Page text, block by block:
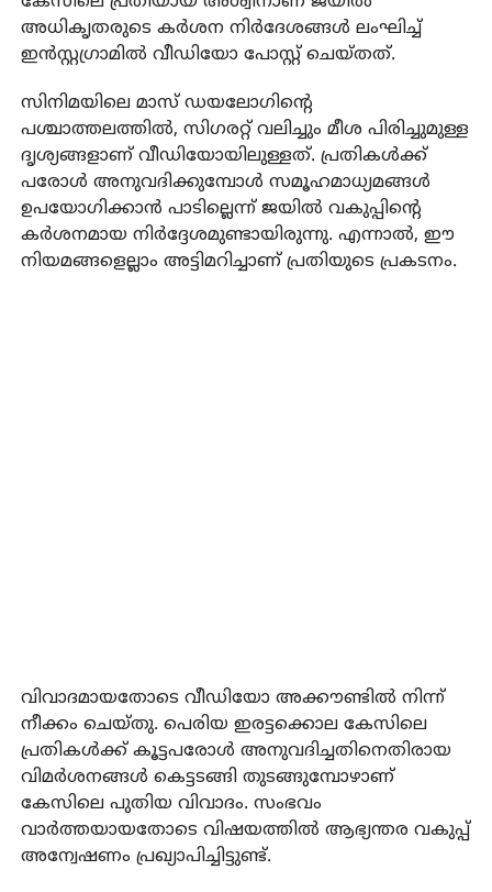
അധികൃതരുടെ കര്‍ശന നിര്‍ദേശങ്ങള്‍ ലംഘിച്ച്
ഇന്‍സ്റ്റഗ്രാമില്‍ വീഡിയോ പോസ്റ്റ് ചെയ്തത്.
സിനിമയിലെ മാസ് ഡയലോഗിന്റെ
പശ്ചാത്തലത്തില്‍, സിഗരറ്റ് വലിച്ചും മീശ പിരിച്ചുമുള്ള
ദൃശ്യങ്ങളാണ് വീഡിയോയിലുള്ളത്. പ്രതികള്‍ക്ക്
പരോള്‍ അനുവദിക്കുമ്പോള്‍ സമൂഹമാധ്യമങ്ങള്‍
ഉപയോഗിക്കാന്‍ പാടില്ലെന്ന് ജയില്‍ വകുപ്പിന്റെ
കര്‍ശനമായ നിര്‍ദ്ദേശമുണ്ടായിരുന്നു. എന്നാല്‍, ഈ
നിയമങ്ങളെല്ലാം അട്ടിമറിച്ചാണ് പ്രതിയുടെ പ്രകടനം.
വിവാദമായതോടെ വീഡിയോ അക്കൗണ്ടില്‍ നിന്ന്
നീക്കം ചെയ്തു. പെരിയ ഇരട്ടക്കൊല കേസിലെ
പ്രതികള്‍ക്ക് കൂട്ടപരോള്‍ അനുവദിച്ചതിനെതിരായ
വിമര്‍ശനങ്ങള്‍ കെട്ടടങ്ങി തുടങ്ങുമ്പോഴാണ്
കേസിലെ പുതിയ വിവാദം. സംഭവം
വാര്‍ത്തയായതോടെ വിഷയത്തില്‍ ആഭ്യന്തര വകുപ്പ്
അന്വേഷണം പ്രഖ്യാപിച്ചിട്ടുണ്ട്.